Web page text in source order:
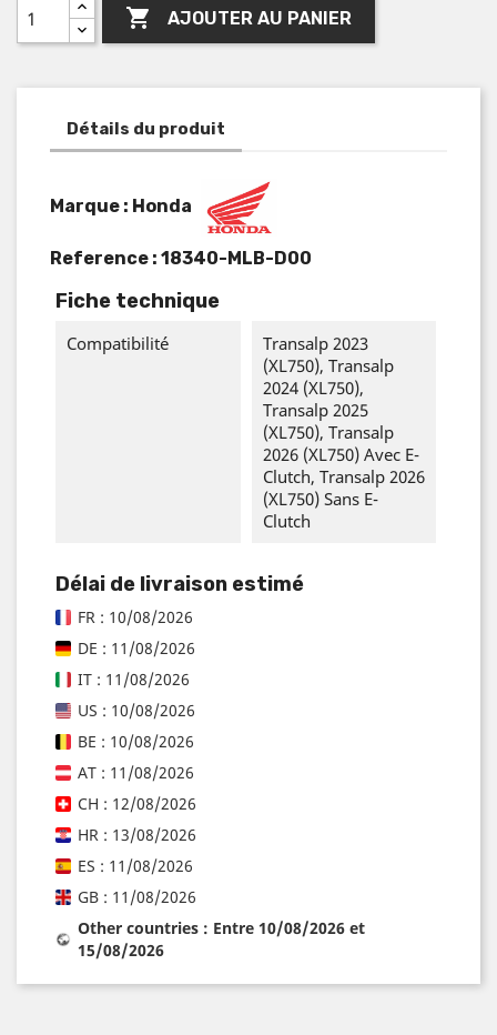
 AJOUTER AU PANIER
Détails du produit
Marque : Honda
Reference : 18340-MLB-D00
Fiche technique
Compatibilité
Transalp 2023
(XL750), Transalp
2024 (XL750),
Transalp 2025
(XL750), Transalp
2026 (XL750) Avec E-
Clutch, Transalp 2026
(XL750) Sans E-
Clutch
Délai de livraison estimé
FR : 10/08/2026
DE : 11/08/2026
IT : 11/08/2026
US : 10/08/2026
BE : 10/08/2026
AT : 11/08/2026
CH : 12/08/2026
HR : 13/08/2026
ES : 11/08/2026
GB : 11/08/2026
Other countries : Entre 10/08/2026 et
15/08/2026